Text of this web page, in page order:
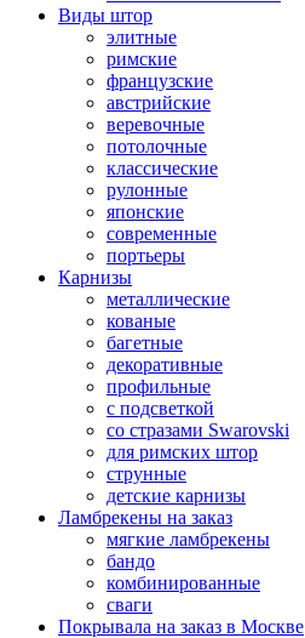
Виды штор
элитные
римские
французские
австрийские
веревочные
потолочные
классические
рулонные
японские
современные
портьеры
Карнизы
металлические
кованые
багетные
декоративные
профильные
с подсветкой
со стразами Swarovski
для римских штор
струнные
детские карнизы
Ламбрекены на заказ
мягкие ламбрекены
бандо
комбинированные
сваги
Покрывала на заказ в Москве